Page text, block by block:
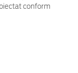
conform